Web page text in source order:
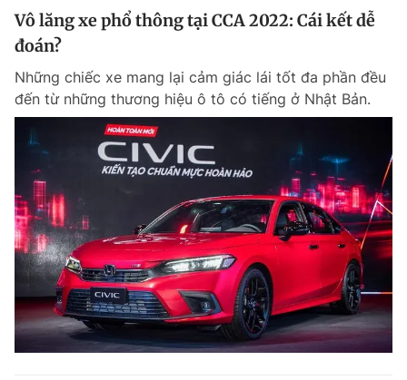
Vô lăng xe phổ thông tại CCA 2022: Cái kết dễ
đoán?
Những chiếc xe mang lại cảm giác lái tốt đa phần đều
đến từ những thương hiệu ô tô có tiếng ở Nhật Bản.